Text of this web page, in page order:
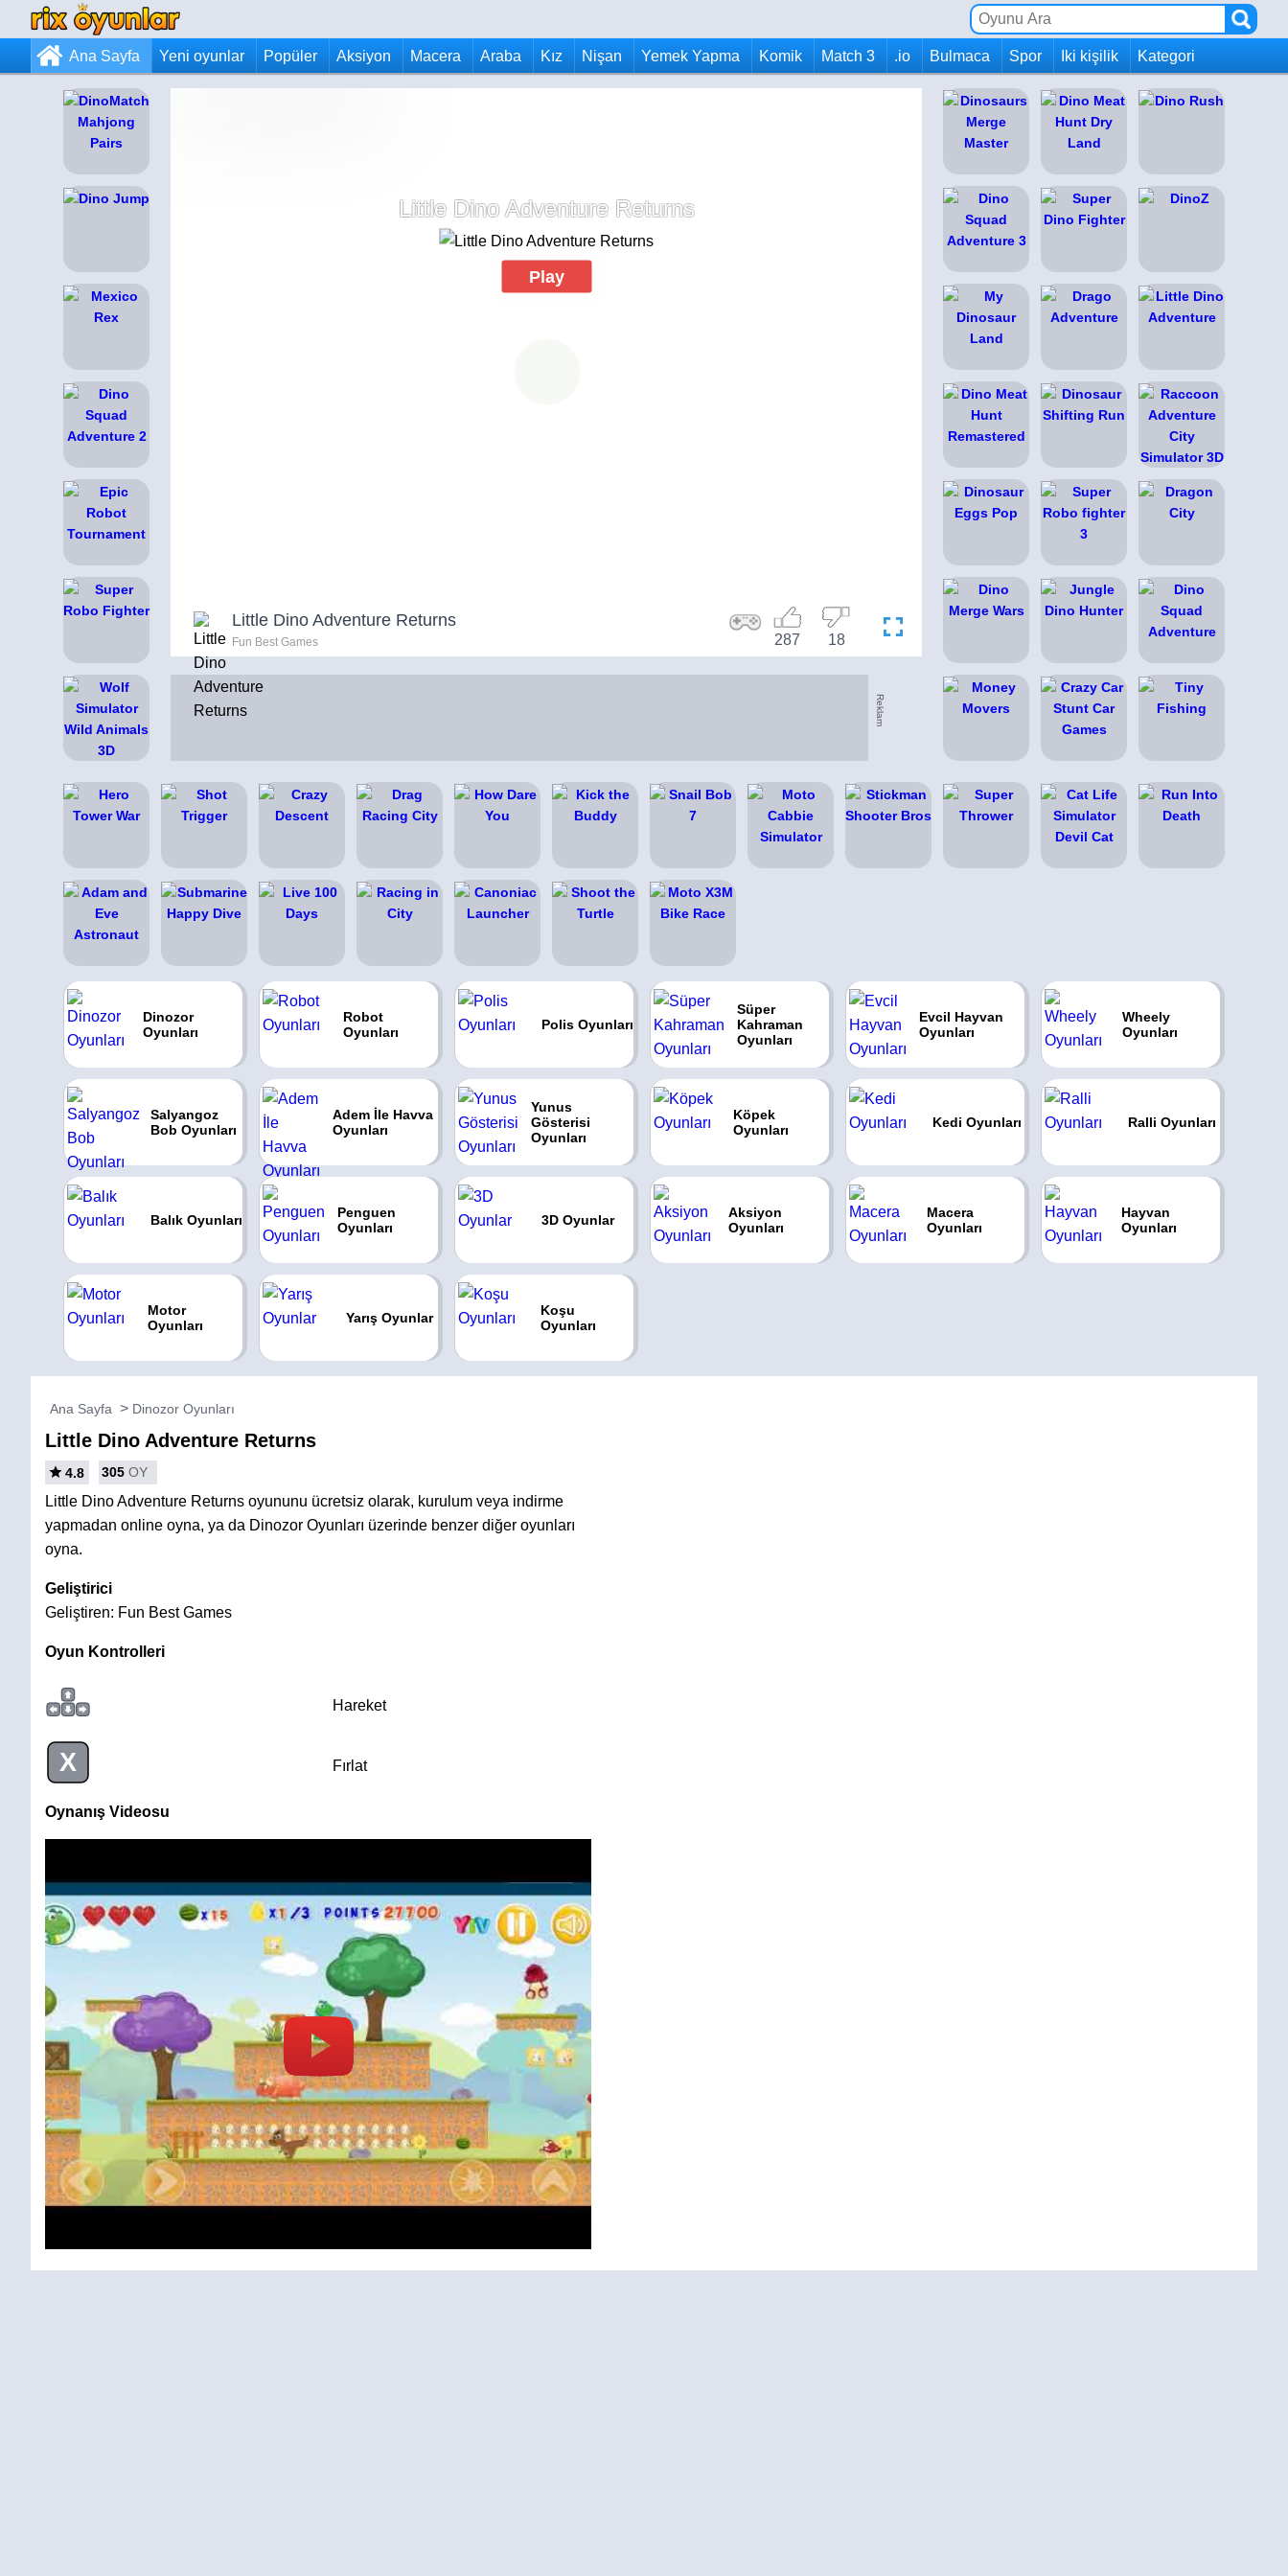
Ana Sayfa Yeni oyunlar Popüler Aksiyon Macera Araba Kız Nişan Yemek Yapma Komik Match 3 .io Bulmaca Spor Iki kişilik Kategori
Little Dino Adventure Returns
Play
Little Dino Adventure Returns
Fun Best Games 18
287
Reklam
Dinozor
Oyunları
Robot
Oyunları
Polis Oyunları
Süper
Kahraman
Oyunları
Evcil Hayvan
Oyunları
Wheely
Oyunları
Salyangoz
Bob Oyunları
Adem İle Havva
Oyunları
Yunus
Gösterisi
Oyunları
Köpek
Oyunları
Kedi Oyunları Ralli Oyunları
Balık Oyunları
Penguen
Oyunları
3D Oyunlar
Aksiyon
Oyunları
Macera
Oyunları
Hayvan
Oyunları
Motor
Oyunları
Yarış Oyunlar
Koşu
Oyunları
Ana Sayfa Dinozor Oyunları
Little Dino Adventure Returns
4.8 305 OY
Little Dino Adventure Returns oyununu ücretsiz olarak, kurulum veya indirme
yapmadan online oyna, ya da Dinozor Oyunları üzerinde benzer diğer oyunları
oyna.
Geliştirici
Geliştiren: Fun Best Games
Oyun Kontrolleri
Hareket
X Fırlat
Oynanış Videosu